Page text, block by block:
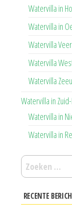
Watervilla in
Watervilla in
Watervilla
Watervilla
Watervilla
Watervilla in
Watervilla in
Watervilla in
Zoeken
naar:
RECENTE